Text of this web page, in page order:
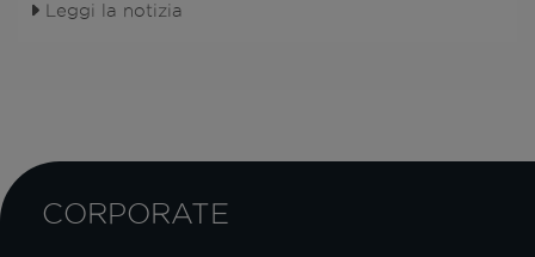
Leggi la notizia
CORPORATE